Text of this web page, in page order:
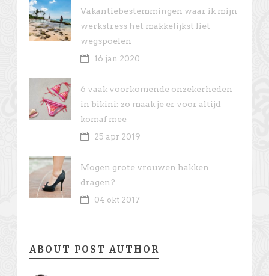
Vakantiebestemmingen waar ik mijn
werkstress het makkelijkst liet
wegspoelen
16 jan 2020
6 vaak voorkomende onzekerheden
in bikini: zo maak je er voor altijd
komaf mee
25 apr 2019
Mogen grote vrouwen hakken
dragen?
04 okt 2017
ABOUT POST AUTHOR